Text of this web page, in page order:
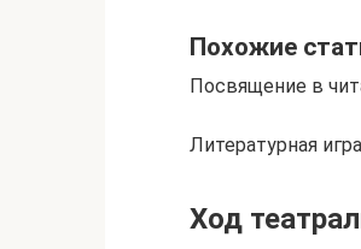
Похожие
Посвящение в
Литературная
Ход